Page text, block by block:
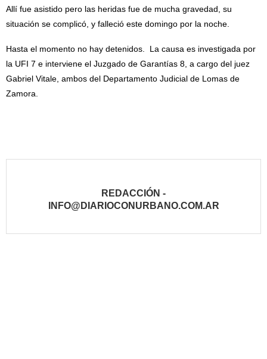
Allí fue asistido pero las heridas fue de mucha gravedad, su
situación se complicó, y falleció este domingo por la noche.
Hasta el momento no hay detenidos. La causa es investigada por
la UFI 7 e interviene el Juzgado de Garantías 8, a cargo del juez
Gabriel Vitale, ambos del Departamento Judicial de Lomas de
Zamora.
REDACCIÓN -
INFO@DIARIOCONURBANO.COM.AR